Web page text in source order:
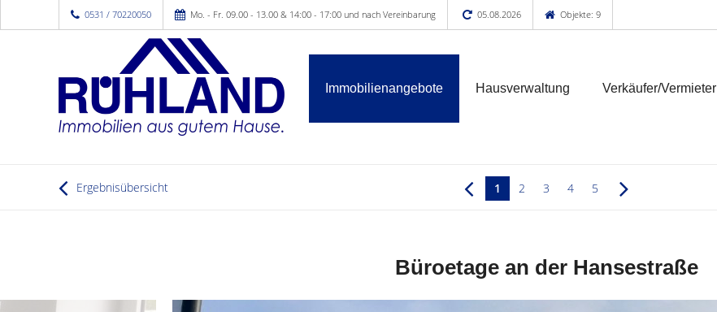
0531 / 70220050 Mo. - Fr. 09.00 - 13.00 & 14:00 - 17:00 und nach Vereinbarung 05.08.2026 Objekte: 9
Immobilienangebote Hausverwaltung Verkäufer/Vermieter
Ergebnisübersicht 1 2 3 4 5
Büroetage an der Hansestraße